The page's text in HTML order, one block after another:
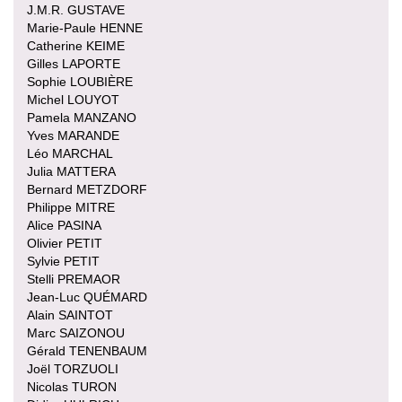
J.M.R. GUSTAVE
Marie-Paule HENNE
Catherine KEIME
Gilles LAPORTE
Sophie LOUBIÈRE
Michel LOUYOT
Pamela MANZANO
Yves MARANDE
Léo MARCHAL
Julia MATTERA
Bernard METZDORF
Philippe MITRE
Alice PASINA
Olivier PETIT
Sylvie PETIT
Stelli PREMAOR
Jean-Luc QUÉMARD
Alain SAINTOT
Marc SAIZONOU
Gérald TENENBAUM
Joël TORZUOLI
Nicolas TURON